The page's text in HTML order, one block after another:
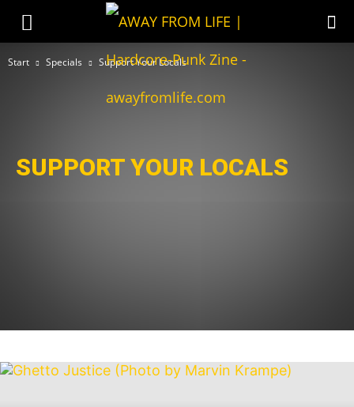
Start Specials Support Your Locals
SUPPORT YOUR LOCALS